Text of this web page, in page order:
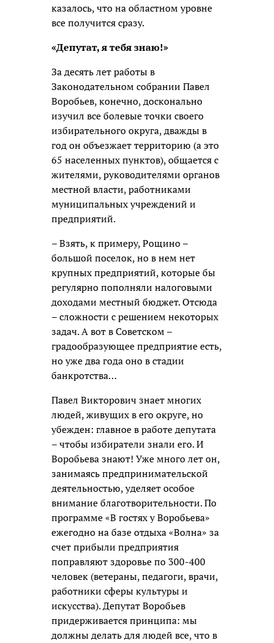
казалось, что на областном уровне
все получится сразу.
«Депутат, я тебя знаю!»
За десять лет работы в
Законодательном собрании Павел
Воробьев, конечно, досконально
изучил все болевые точки своего
избирательного округа, дважды в
год он объезжает территорию (а это
65 населенных пунктов), общается с
жителями, руководителями органов
местной власти, работниками
муниципальных учреждений и
предприятий.
– Взять, к примеру, Рощино –
большой поселок, но в нем нет
крупных предприятий, которые бы
регулярно пополняли налоговыми
доходами местный бюджет. Отсюда
– сложности с решением некоторых
задач. А вот в Советском –
градообразующее предприятие есть,
но уже два года оно в стадии
банкротства…
Павел Викторович знает многих
людей, живущих в его округе, но
убежден: главное в работе депутата
– чтобы избиратели знали его. И
Воробьева знают! Уже много лет он,
занимаясь предпринимательской
деятельностью, уделяет особое
внимание благотворительности. По
программе «В гостях у Воробьева»
ежегодно на базе отдыха «Волна» за
счет прибыли предприятия
поправляют здоровье по 300-400
человек (ветераны, педагоги, врачи,
работники сферы культуры и
искусства). Депутат Воробьев
придерживается принципа: мы
должны делать для людей все, что в